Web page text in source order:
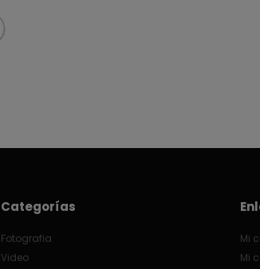
Categorías
Fotografia
Video
Mi
Mi